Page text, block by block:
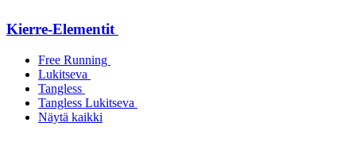
Kierre-Elementit
Free Running
Lukitseva
Tangless
Tangless Lukitseva
Näytä kaikki